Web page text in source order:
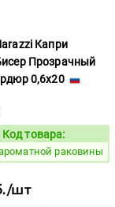
Капри
Прозрачный
0,6x20
859703
Код товара:
раковины
шт